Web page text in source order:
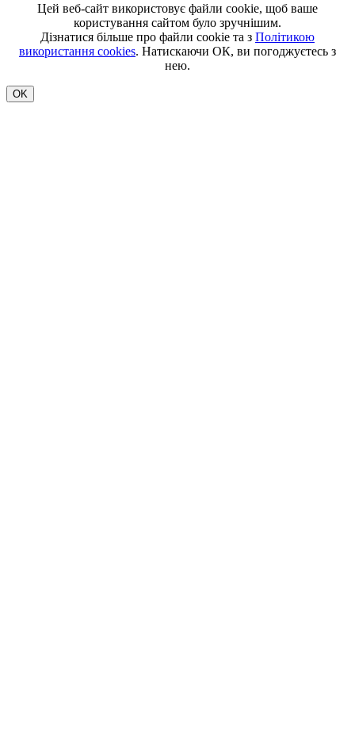
Цей веб-сайт використовує файли cookie, щоб ваше
користування сайтом було зручнішим.
Дізнатися більше про файли cookie та з Політикою
використання cookies. Натискаючи ОК, ви погоджуєтесь з
нею.
OK